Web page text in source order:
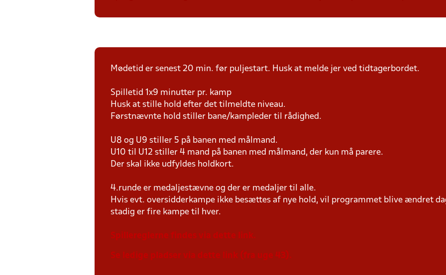
Mødetid er senest 20 min. før puljestart. Husk at melde jer ved tidtagerbordet.
Spilletid 1x9 minutter pr. kamp
Husk at stille hold efter det tilmeldte niveau.
Førstnævnte hold stiller bane/kampleder til rådighed.
U8 og U9 stiller 5 på banen med målmand.
U10 til U12 stiller 4 mand på banen med målmand, der kun må parere.
Der skal ikke udfyldes holdkort.
4.runde er medaljestævne og der er medaljer til alle.
Hvis evt. oversidderkampe ikke besættes af nye hold, vil programmet blive ændret
stadig er fire kampe til hver.
Spillereglerne findes via dette link.
Se ledige pladser via dette link (fra uge 43).